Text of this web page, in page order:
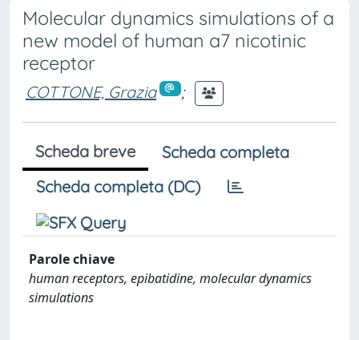
Molecular dynamics simulations of a
new model of human a7 nicotinic
receptor
COTTONE, Grazia ;
Scheda breve
Scheda completa
Scheda completa (DC)
Parole chiave
human receptors, epibatidine, molecular dynamics
simulations